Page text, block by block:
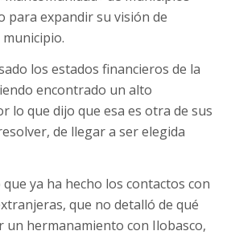
para expandir su visión de
los estados financieros de la
encontrado un alto
lo que dijo que esa es otra de sus
de llegar a ser elegida
ya ha hecho los contactos con
que no detalló de qué
un hermanamiento con Ilobasco,